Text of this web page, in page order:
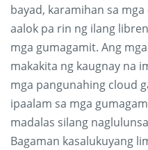
bayad, karamihan sa
aalok pa rin ng ilang
mga gumagamit. Ang
makakita ng kaugnay na
mga pangunahing cloud
ipaalam sa mga
madalas silang
Bagaman kasalukuyang